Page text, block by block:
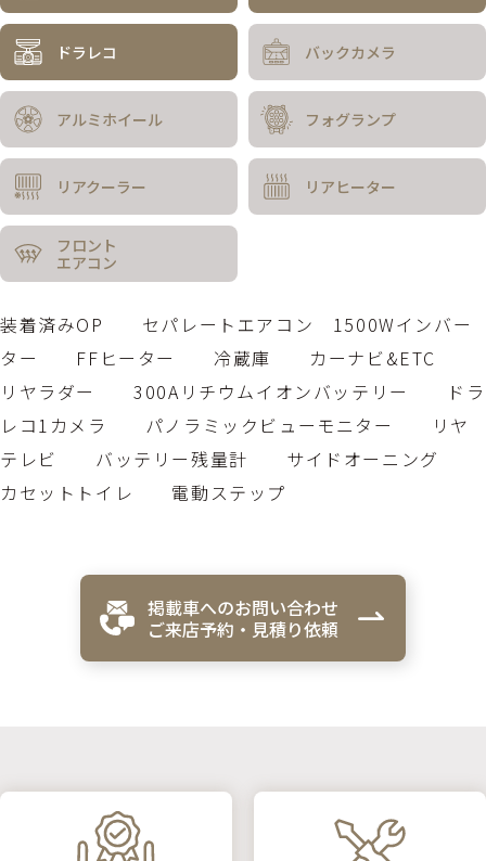
ドラレコ バックカメラ
アルミホイール フォグランプ
リアクーラー リアヒーター
フロント
エアコン
装着済みOP セパレートエアコン 1500Wインバー
ター FFヒーター 冷蔵庫 カーナビ&ETC
リヤラダー 300Aリチウムイオンバッテリー ドラ
レコ1カメラ パノラミックビューモニター リヤ
テレビ バッテリー残量計 サイドオーニング
カセットトイレ 電動ステップ
掲載車へのお問い合わせ
ご来店予約・見積り依頼